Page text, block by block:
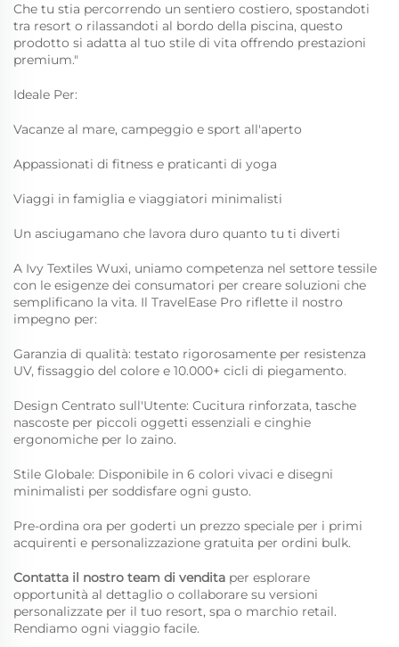
Che tu stia percorrendo un sentiero costiero, spostandoti
tra resort o rilassandoti al bordo della piscina, questo
prodotto si adatta al tuo stile di vita offrendo prestazioni
premium."
Ideale Per:
Vacanze al mare, campeggio e sport all'aperto
Appassionati di fitness e praticanti di yoga
Viaggi in famiglia e viaggiatori minimalisti
Un asciugamano che lavora duro quanto tu ti diverti
A Ivy Textiles Wuxi, uniamo competenza nel settore tessile
con le esigenze dei consumatori per creare soluzioni che
semplificano la vita. Il TravelEase Pro riflette il nostro
impegno per:
Garanzia di qualità: testato rigorosamente per resistenza
UV, fissaggio del colore e 10.000+ cicli di piegamento.
Design Centrato sull'Utente: Cucitura rinforzata, tasche
nascoste per piccoli oggetti essenziali e cinghie
ergonomiche per lo zaino.
Stile Globale: Disponibile in 6 colori vivaci e disegni
minimalisti per soddisfare ogni gusto.
Pre-ordina ora per goderti un prezzo speciale per i primi
acquirenti e personalizzazione gratuita per ordini bulk.
Contatta il nostro team di vendita per esplorare
opportunità al dettaglio o collaborare su versioni
personalizzate per il tuo resort, spa o marchio retail.
Rendiamo ogni viaggio facile.